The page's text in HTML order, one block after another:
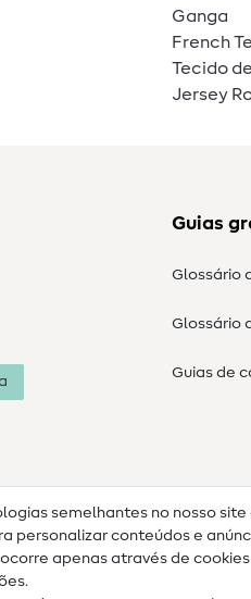
Ganga
French
Tecido
Jersey
Guias
Glossário
Glossário
Guias de
semelhantes no nosso
personalizar conteúdos e
apenas através de
de dados